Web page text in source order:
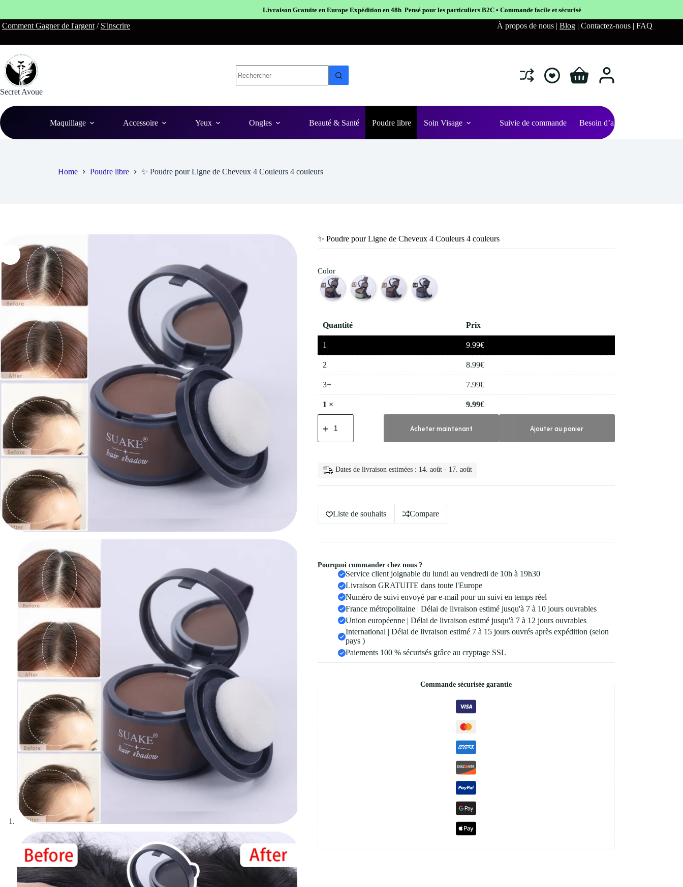
Livraison Gratuite en EuropeExpédition en 48h Pensé pour les particuliers B2C • Commande facile et sécurisé
Skip
to
Comment Gagner de l'argent / S'inscrire À propos de nous | Blog | Contactez-nous | FAQ
Secret Avoue
Shopping
Maquillage Accessoire Yeux Ongles Beauté & Santé Poudre libre Soin Visage Suivie de commande Besoin d’aide ?
Home Poudre libre ✨ Poudre pour Ligne de Cheveux 4 Couleurs 4 couleurs
✨ Poudre pour Ligne de Cheveux 4 Couleurs 4 couleurs
Color
Quantité Prix
1 9.99€
2 8.99€
3+ 7.99€
1 × 9.99€
quantité
de
Poudre
de
4
4
couleurs
Acheter maintenant Ajouter au panier
Dates de livraison estimées : 14. août - 17. août
Liste de souhaits Compare
Pourquoi commander chez nous ?
Service client joignable du lundi au vendredi de 10h à 19h30
Livraison GRATUITE dans toute l'Europe
Numéro de suivi envoyé par e-mail pour un suivi en temps réel
France métropolitaine | Délai de livraison estimé jusqu'à 7 à 10 jours ouvrables
Union européenne | Délai de livraison estimé jusqu'à 7 à 12 jours ouvrables
International | Délai de livraison estimé 7 à 15 jours ouvrés après expédition (selon
pays )
Paiements 100 % sécurisés grâce au cryptage SSL
Commande sécurisée garantie